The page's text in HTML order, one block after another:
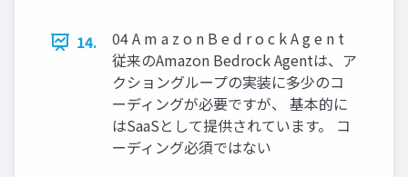
14.
04 A m a z o n B e d r o c k A g e n t
従来のAmazon Bedrock Agentは、ア
クショングループの実装に多少のコ
ーディングが必要ですが、 基本的に
はSaaSとして提供されています。 コ
ーディング必須ではない